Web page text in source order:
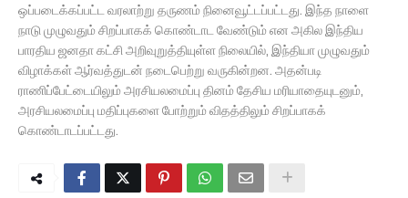
ஒப்படைக்கப்பட்ட வரலாற்று தருணம் நினைவூட்டப்பட்டது. இந்த நாளை
நாடு முழுவதும் சிறப்பாகக் கொண்டாட வேண்டும் என அகில இந்திய
பாரதிய ஜனதா கட்சி அறிவுறுத்தியுள்ள நிலையில், இந்தியா முழுவதும்
விழாக்கள் ஆர்வத்துடன் நடைபெற்று வருகின்றன. அதன்படி
ராணிப்பேட்டையிலும் அரசியலமைப்பு தினம் தேசிய மரியாதையுடனும்,
அரசியலமைப்பு மதிப்புகளை போற்றும் விதத்திலும் சிறப்பாகக்
கொண்டாடப்பட்டது.